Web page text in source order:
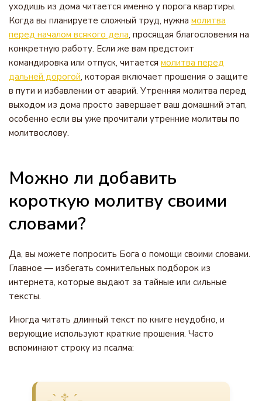
уходишь из дома читается именно у порога квартиры.
Когда вы планируете сложный труд, нужна молитва
перед началом всякого дела, просящая благословения на
конкретную работу. Если же вам предстоит
командировка или отпуск, читается молитва перед
дальней дорогой, которая включает прошения о защите
в пути и избавлении от аварий. Утренняя молитва перед
выходом из дома просто завершает ваш домашний этап,
особенно если вы уже прочитали утренние молитвы по
молитвослову.
Можно ли добавить
короткую молитву своими
словами?
Да, вы можете попросить Бога о помощи своими словами.
Главное — избегать сомнительных подборок из
интернета, которые выдают за тайные или сильные
тексты.
Иногда читать длинный текст по книге неудобно, и
верующие используют краткие прошения. Часто
вспоминают строку из псалма: